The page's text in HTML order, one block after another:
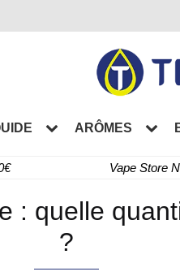
ARÔMES
Vape Store
: quelle
?